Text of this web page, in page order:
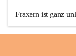
Fraxern ist ganz
den öffentlichen